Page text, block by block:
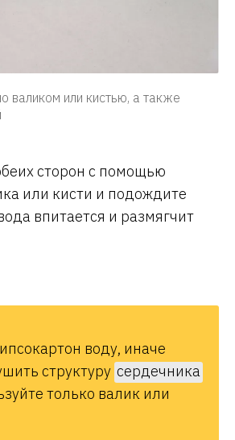
валиком или кистью, а также
сторон с помощью
или кисти и подождите
впитается и размягчит
воду, иначе
структуру сердечника
только валик или